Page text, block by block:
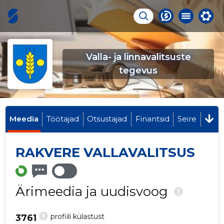
Valla- ja linnavalitsuste
tegevus
Meedia Töötajad Otsustajad Finantsid Seire
RAKVERE VALLAVALITSUS
Ärimeedia ja uudisvoog ?
? profiili külastust
3761